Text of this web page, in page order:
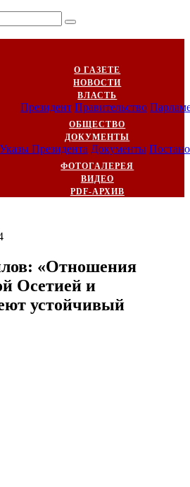
О ГАЗЕТЕ
НОВОСТИ
ВЛАСТЬ
Президент Правительство
ОБЩЕСТВО
ДОКУМЕНТЫ
Указы Президента Документы
ФОТОГАЛЕРЕЯ
ВИДЕО
PDF-АРХИВ
«Отношения
Осетией и
устойчивый